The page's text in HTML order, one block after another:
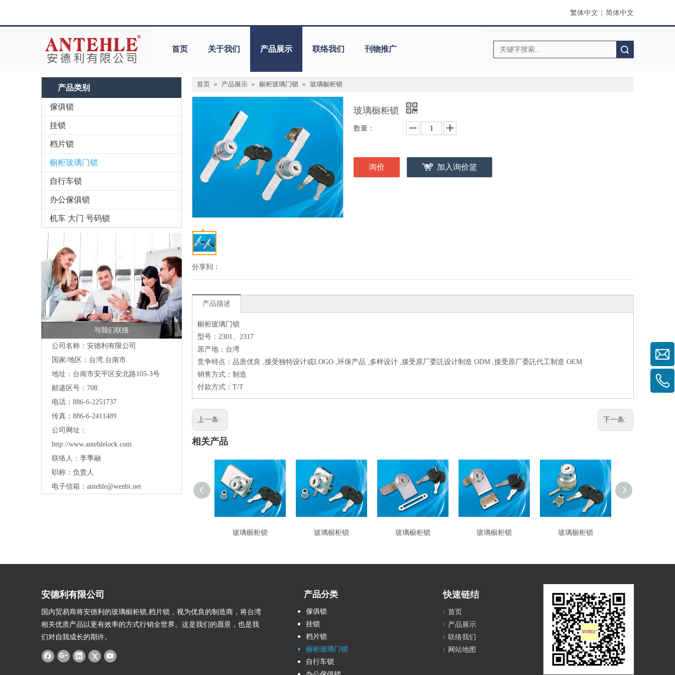
繁体中文 简体中文
首页 关于我们 产品展示 联络我们 刊物推广
产品类别
傢俱锁
挂锁
档片锁
橱柜玻璃门锁
自行车锁
办公傢俱锁
机车 大门 号码锁
与我们联络
公司名称：安德利有限公司
国家/地区：台湾,台南市
地址：台南市安平区安北路105-3号
邮递区号：708
电话：886-6-2251737
传真：886-6-2411489
公司网址：
http://www.antehlelock.com
联络人：李季融
职称：负责人
电子信箱： antehle@wenbi.net
首页 » 产品展示 » 橱柜玻璃门锁 » 玻璃橱柜锁
分享到：
玻璃橱柜锁
数量：
询价 加入询价篮
产品描述
橱柜玻璃门锁
型号：2301、2317
原产地：台湾
竞争特点：品质优良 ,接受独特设计或LOGO ,环保产品 ,多样设计 ,接受原厂委託设计制造 ODM ,接受原厂委託代工制造 OEM
销售方式：制造
付款方式：T/T
上一条: 下一条:
相关产品
玻璃橱柜锁 玻璃橱柜锁 玻璃橱柜锁 玻璃橱柜锁 玻璃橱柜锁
安德利有限公司
国内贸易商将安德利的玻璃橱柜锁,档片锁，视为优良的制造商，将台湾
相关优质产品以更有效率的方式行销全世界。这是我们的愿景，也是我
们对自我成长的期许。
产品分类
傢俱锁
挂锁
档片锁
橱柜玻璃门锁
自行车锁
快速链结
首页
产品展示
联络我们
网站地图